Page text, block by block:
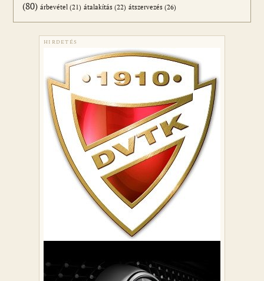
(80) árbevétel (21) átalakítás (22) átszervezés (26)
HIRDETÉS